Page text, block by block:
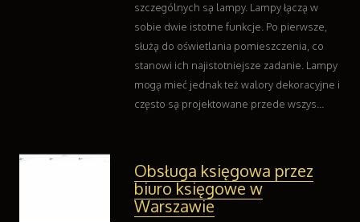
szczególnych są lampy. Lampy łączą w
sobie dwie istotne funkcje. Po pierwsze,
służą do oświetlania pomieszczenia, co
stanowi ich najistotniejsze zadanie. Lampy
mogą mieć jednak też walory dekoracyjne i
często są projektowane przede wszys...
Obsługa księgowa przez
biuro księgowe w
Warszawie